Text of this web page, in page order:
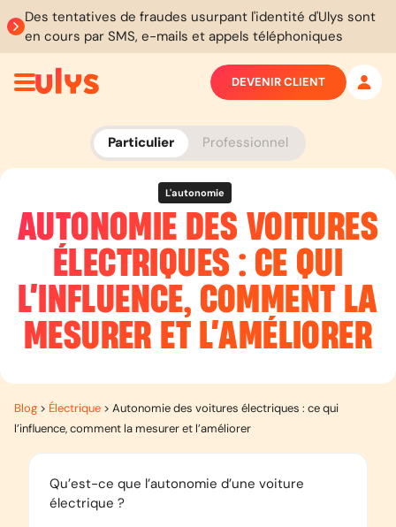
Des tentatives de fraudes usurpant l'identité d'Ulys sont
en cours par SMS, e-mails et appels téléphoniques
Particulier Professionnel
DEVENIR CLIENT
L'autonomie
AUTONOMIE DES VOITURES
ÉLECTRIQUES : CE QUI
L’INFLUENCE, COMMENT LA
MESURER ET L’AMÉLIORER
Blog > Électrique > Autonomie des voitures électriques : ce qui
l’influence, comment la mesurer et l’améliorer
Qu’est-ce que l’autonomie d’une voiture
électrique ?